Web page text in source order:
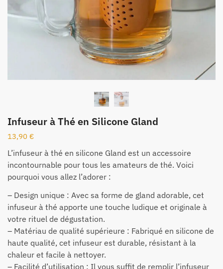
Infuseur à Thé en Silicone Gland
13,90 €
L’infuseur à thé en silicone Gland est un accessoire
incontournable pour tous les amateurs de thé. Voici
pourquoi vous allez l’adorer :
– Design unique : Avec sa forme de gland adorable, cet
infuseur à thé apporte une touche ludique et originale à
votre rituel de dégustation.
– Matériau de qualité supérieure : Fabriqué en silicone de
haute qualité, cet infuseur est durable, résistant à la
chaleur et facile à nettoyer.
– Facilité d’utilisation : Il vous suffit de remplir l’infuseur